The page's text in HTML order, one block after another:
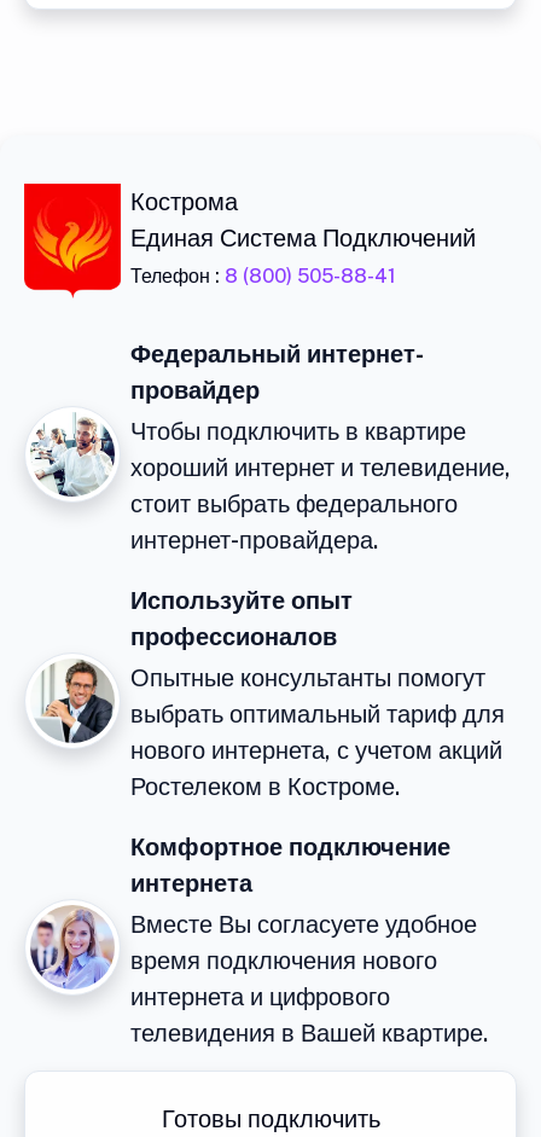
Кострома
Единая Система Подключений
Телефон : 8 (800) 505-88-41
Федеральный интернет-
провайдер
Чтобы подключить в квартире
хороший интернет и телевидение,
стоит выбрать федерального
интернет-провайдера.
Используйте опыт
профессионалов
Опытные консультанты помогут
выбрать оптимальный тариф для
нового интернета, с учетом акций
Ростелеком в Костроме.
Комфортное подключение
интернета
Вместе Вы согласуете удобное
время подключения нового
интернета и цифрового
телевидения в Вашей квартире.
Готовы подключить